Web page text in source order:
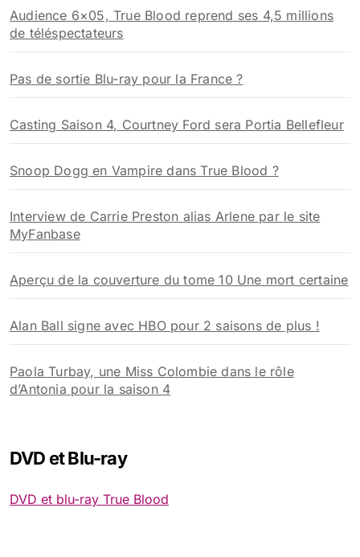
Audience 6×05, True Blood reprend ses 4,5 millions
de téléspectateurs
Pas de sortie Blu-ray pour la France ?
Casting Saison 4, Courtney Ford sera Portia Bellefleur
Snoop Dogg en Vampire dans True Blood ?
Interview de Carrie Preston alias Arlene par le site
MyFanbase
Aperçu de la couverture du tome 10 Une mort certaine
Alan Ball signe avec HBO pour 2 saisons de plus !
Paola Turbay, une Miss Colombie dans le rôle
d’Antonia pour la saison 4
DVD et Blu-ray
DVD et blu-ray True Blood